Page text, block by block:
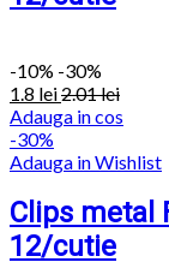
-10% -30%
1.8 lei2.01lei
Adauga in cos
-30%
Adauga in Wishlist
Clips metal
12/cutie